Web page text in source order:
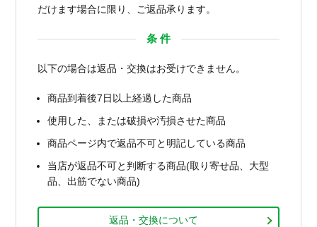
だけます場合に限り、ご返品承ります。
条 件
以下の場合は返品・交換はお受けできません。
商品到着後7日以上経過した商品
使用した、または破損や汚損させた商品
商品ページ内で返品不可と明記している商品
当店が返品不可と判断する商品(取り寄せ品、大型
品、出筋でない商品)
返品・交換について